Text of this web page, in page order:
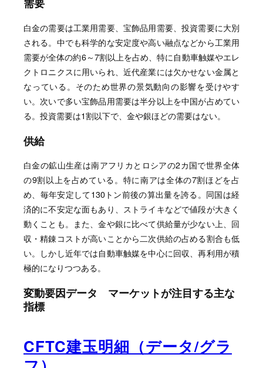
白金の需要は工業用需要、宝飾品用需要、投資需要に大別
される。中でも科学的な安定度や高い融点などから工業用
需要が全体の約6～7割以上を占め、特に自動車触媒やエレ
クトロニクスに用いられ、近代産業には欠かせない金属と
なっている。そのため世界の景気動向の影響を受けやす
い。次いで多い宝飾品用需要は半分以上を中国が占めてい
る。投資需要は1割以下で、金や銀ほどの需要はない。
供給
白金の鉱山生産は南アフリカとロシアの2カ国で世界全体
の9割以上を占めている。特に南アは全体の7割ほどを占
め、毎年安定して130トン前後の算出量を誇る。同国は経
済的に不安定な面もあり、ストライキなどで値段が大きく
動くことも。また、金や銀に比べて供給量が少ない上、回
収・精錬コストが高いことから二次供給の占める割合も低
い。しかし近年では自動車触媒を中心に回収、再利用が積
極的になりつつある。
変動要因データ マーケットが注目する主な
指標
CFTC建玉明細（データ/グラ